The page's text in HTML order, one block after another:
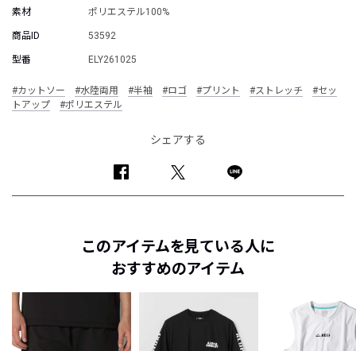
素材 ポリエステル100%
商品ID 53592
型番 ELY261025
#カットソー #水陸両用 #半袖 #ロゴ #プリント #ストレッチ
#セッ
トアップ
#ポリエステル
シェアする
このアイテムを見ている人に
おすすめのアイテム